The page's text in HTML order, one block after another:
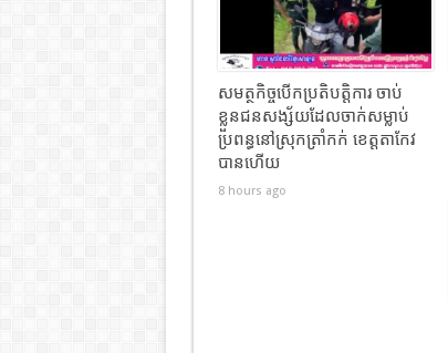
សមត្ថកិច្ចបើកប្រតិបត្តិការ ចាប់
ខ្លួនជនសង្ស័យដែលចាក់សម្លាប់
ប្រពន្ធនៅស្រុកត្រាំកក់ ខេត្តតាកែវ
បានហេីយ
8 hours ago